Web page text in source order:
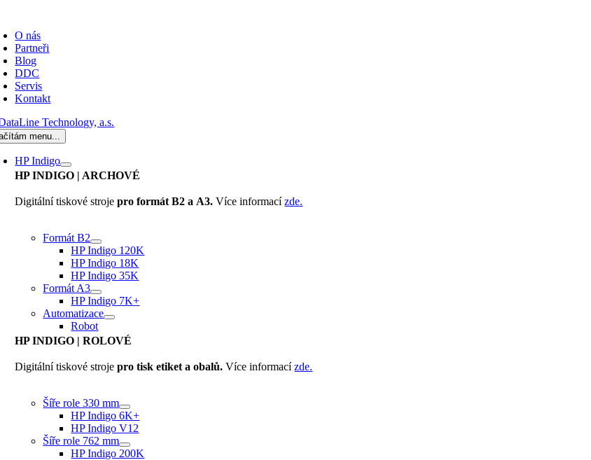
obsah
O nás
Partneři
Blog
DDC
Servis
Kontakt
menu...
HP Indigo
HP INDIGO | ARCHOVÉ
Digitální tiskové strojepro formát B2 a A3. Více informacízde.
Formát B2
HP Indigo 120K
HP Indigo 18K
HP Indigo 35K
Formát A3
HP Indigo 7K+
Automatizace
Robot
HP INDIGO | ROLOVÉ
Digitální tiskové strojepro tisk etiket a obalů. Více informacízde.
Šíře role 330 mm
HP Indigo 6K+
HP Indigo V12
Šíře role 762 mm
HP Indigo 200K